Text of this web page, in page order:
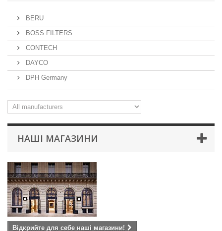
BERU
BOSS FILTERS
CONTECH
DAYCO
DPH Germany
НАШІ МАГАЗИНИ
Відкрийте для себе наші магазини!